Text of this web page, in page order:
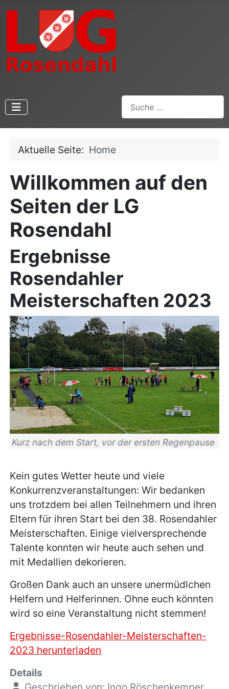
Suchen
Aktuelle Seite: Home
Willkommen auf den
Seiten der LG
Rosendahl
Ergebnisse
Rosendahler
Meisterschaften 2023
Kurz nach dem Start, vor der ersten Regenpause
Kein gutes Wetter heute und viele
Konkurrenzveranstaltungen: Wir bedanken
uns trotzdem bei allen Teilnehmern und ihren
Eltern für ihren Start bei den 38. Rosendahler
Meisterschaften. Einige vielversprechende
Talente konnten wir heute auch sehen und
mit Medallien dekorieren.
Großen Dank auch an unsere unermüdlchen
Helfern und Helferinnen. Ohne euch könnten
wird so eine Veranstaltung nicht stemmen!
Ergebnisse-Rosendahler-Meisterschaften-
2023 herunterladen
Details